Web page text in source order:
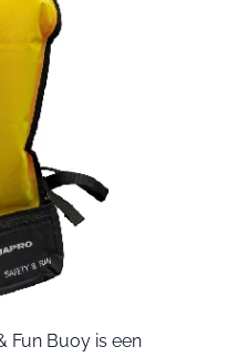
Fun Buoy is een